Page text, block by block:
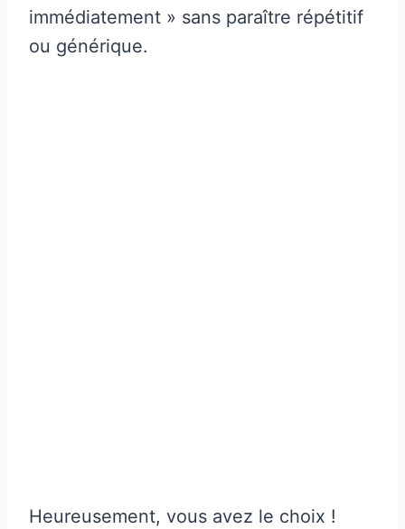
immédiatement » sans paraître répétitif
ou générique.
Heureusement, vous avez le choix !